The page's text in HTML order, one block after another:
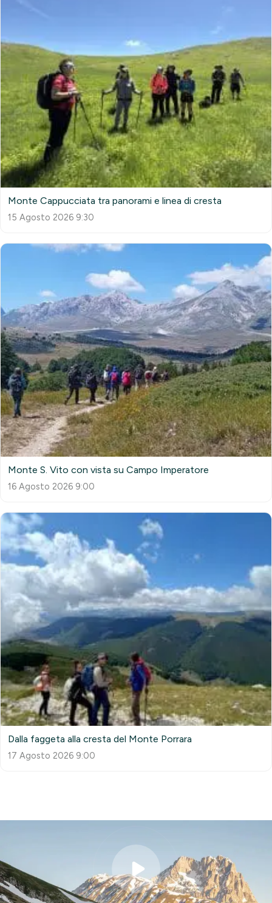
Monte Cappucciata tra panorami e linea di cresta
15 Agosto 2026 9:30
Monte S. Vito con vista su Campo Imperatore
16 Agosto 2026 9:00
Dalla faggeta alla cresta del Monte Porrara
17 Agosto 2026 9:00